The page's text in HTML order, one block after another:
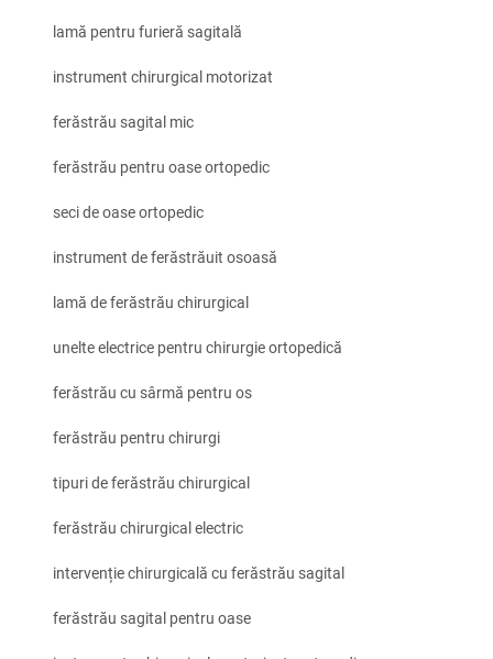
lamă pentru furieră sagitală
instrument chirurgical motorizat
ferăstrău sagital mic
ferăstrău pentru oase ortopedic
seci de oase ortopedic
instrument de ferăstrăuit osoasă
lamă de ferăstrău chirurgical
unelte electrice pentru chirurgie ortopedică
ferăstrău cu sârmă pentru os
ferăstrău pentru chirurgi
tipuri de ferăstrău chirurgical
ferăstrău chirurgical electric
intervenție chirurgicală cu ferăstrău sagital
ferăstrău sagital pentru oase